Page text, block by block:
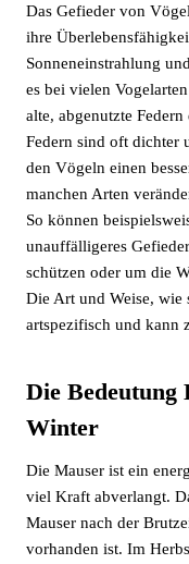
Das Gefieder von
ihre
Sonneneinstrahlung
es bei vielen
alte, abgenutzte
Federn sind oft dichter
den Vögeln einen
manchen Arten
So können
unauffälligeres
schützen oder um die
Die Art und Weise, wie
artspezifisch und kann
Die Bedeutung
Winter
Die Mauser ist ein
viel Kraft abverlangt.
Mauser nach der
vorhanden ist. Im